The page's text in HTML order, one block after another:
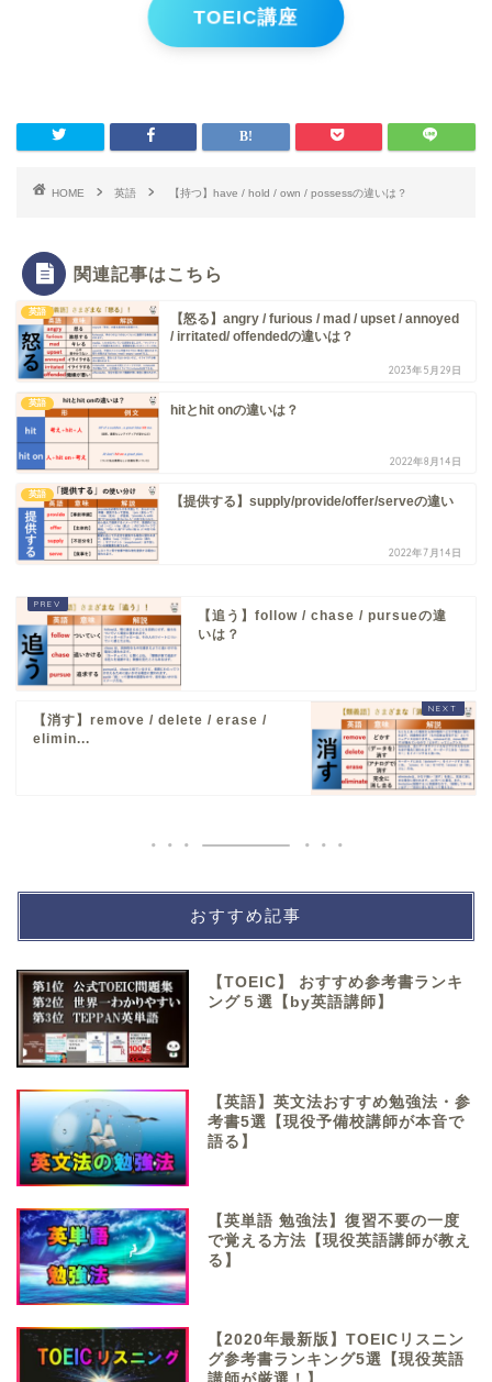
TOEIC講座
HOME 英語 【持つ】have / hold / own / possessの違いは？
関連記事はこちら
英語
【怒る】angry / furious / mad / upset / annoyed
/ irritated/ offendedの違いは？
2023年5月29日
英語 hitとhit onの違いは？
2022年8月14日
英語 【提供する】supply/provide/offer/serveの違い
2022年7月14日
【追う】follow / chase / pursueの違
いは？
【消す】remove / delete / erase /
elimin...
おすすめ記事
【TOEIC】 おすすめ参考書ランキ
ング５選【by英語講師】
【英語】英文法おすすめ勉強法・参
考書5選【現役予備校講師が本音で
語る】
【英単語 勉強法】復習不要の一度
で覚える方法【現役英語講師が教え
る】
【2020年最新版】TOEICリスニン
グ参考書ランキング5選【現役英語